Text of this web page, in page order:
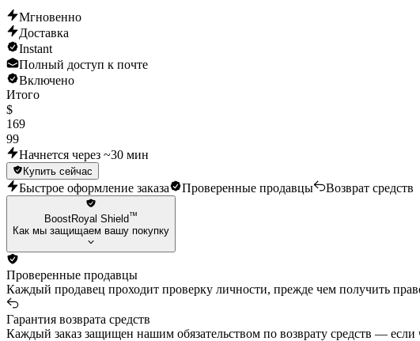
Мгновенно
Доставка
Instant
Полный доступ к почте
Включено
Итого
$
169
99
Начнется через ~30 мин
Купить сейчас
Быстрое оформление заказа Проверенные продавцы Возврат средств
BoostRoyal Shield™
Как мы защищаем вашу покупку
Проверенные продавцы
Каждый продавец проходит проверку личности, прежде чем получить
Гарантия возврата средств
Каждый заказ защищен нашим обязательством по возврату средств —